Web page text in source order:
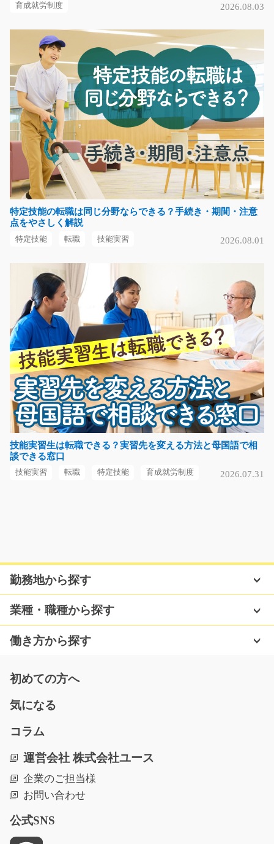
シフト制 お菓子の仕分けとピッキング/i01_0084
3 急募
平日+土日どちらか休みのシフト制です！！ 平日休みが
欲しい方へオススメ…
長期（3ヶ月以上）
時給1150円
三重県四日市市
気になる
男女活躍中！照明等の光学部品の研磨作業/i02_00
幅広い年代の男女活躍中！工場未経験の方、大歓迎！車
通勤OK！照明などに…
長期（3ヶ月以上）
時給1200円～
大阪府泉南市
気になる
電子部品の組立や検査作業の仕事/y08_00834
簡単軽作業！！！土日祝休み！！！手のひらサイズの電
子部品を検査したり…
長期（3ヶ月以上）
時給1000円～
フォークリフトでのピッキングのお仕事/g05_0052
2急募
フォークリフト免許お持ちの方必見！お助け下さい！！
リーチフォークでの…
長期（3ヶ月以上）
時給1450円
急募
高時給！工場未経験の方も大歓迎！すぐに働きたい方、
必見！ゴム製品の製…
時給1500円～1875円
滋賀県野洲市
育成就労制度 2026.08.03
特定技能の転職は同じ分野ならできる？手続き・期間・注意
点をやさしく解説
特定技能 転職 技能実習 2026.08.01
技能実習生は転職できる？実習先を変える方法と母国語で相
談できる窓口
技能実習 転職 特定技能 育成就労制度 2026.07.31
勤務地から探す
業種・職種から探す
働き方から探す
初めての方へ
気になる
コラム
運営会社 株式会社ユース
企業のご担当様
お問い合わせ
公式SNS